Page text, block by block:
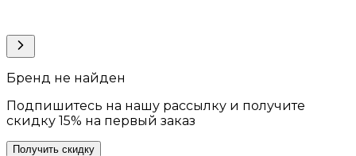
Бренд не найден
Подпишитесь на нашу рассылку и получите
скидку 15% на первый заказ
Получить скидку